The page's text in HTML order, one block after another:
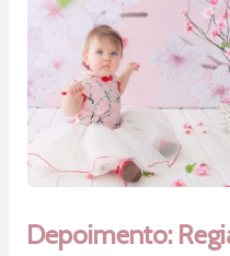
Depoimento: